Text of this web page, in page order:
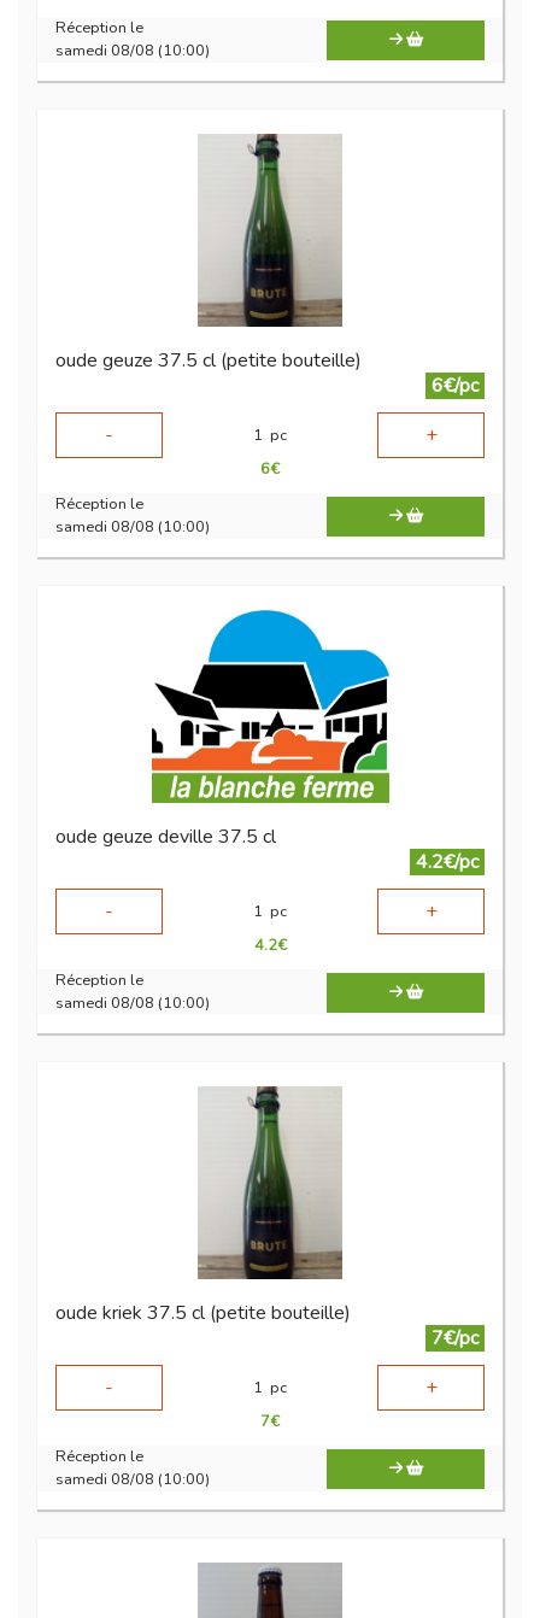
Réception le
samedi 08/08 (10:00)
oude geuze 37.5 cl (petite bouteille)
6€/pc
-
1 pc +
6€
Réception le
samedi 08/08 (10:00)
oude geuze deville 37.5 cl
4.2€/pc
-
1 pc +
4.2€
Réception le
samedi 08/08 (10:00)
oude kriek 37.5 cl (petite bouteille)
7€/pc
-
1 pc +
7€
Réception le
samedi 08/08 (10:00)